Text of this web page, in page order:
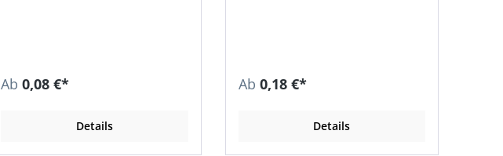
Ab 0,08 €*
Details
Ab 0,18 €*
Details